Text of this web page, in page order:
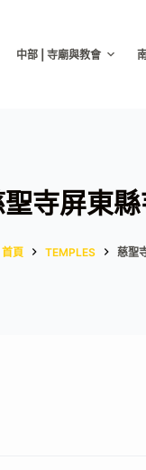
中部 | 寺廟與教會
寺屏東
首頁 TEMPLES 慈聖